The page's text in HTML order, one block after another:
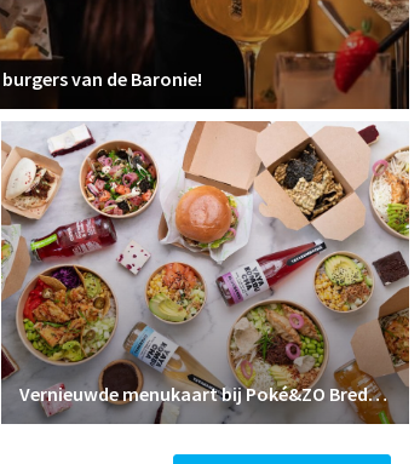
van de Baronie!
Vernieuwde menukaart bij Poké&ZO Breda: nóg meer keuze, nieuwe smaken en de exclusieve Sushi Burrito